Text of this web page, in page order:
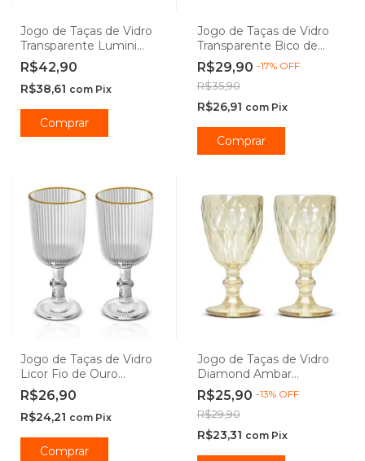
Jogo de Taças de Vidro
Transparente Lumini
Greek Fio de Ouro 320ml
- Wolf
R$42,90
R$38,61 com Pix
Comprar
Jogo de Taças de Vidro
Transparente Bico de
Jaca Fio de Ouro 300ml -
Wolff
R$29,90 -17% OFF
R$35,90
R$26,91 com Pix
Comprar
Jogo de Taças de Vidro
Licor Fio de Ouro
Graffiato Lines 75ml -
Wolff
R$26,90
R$24,21 com Pix
Comprar
Jogo de Taças de Vidro
Diamond Ambar
Metalizado 330ml - Class
Home
R$25,90 -13% OFF
R$29,90
R$23,31 com Pix